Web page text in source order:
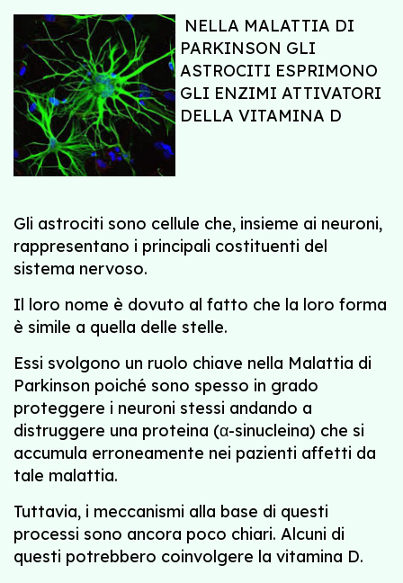
NELLA MALATTIA DI
PARKINSON GLI
ASTROCITI ESPRIMONO
GLI ENZIMI ATTIVATORI
DELLA VITAMINA D
Gli astrociti sono cellule che, insieme ai neuroni,
rappresentano i principali costituenti del
sistema nervoso.
Il loro nome è dovuto al fatto che la loro forma
è simile a quella delle stelle.
Essi svolgono un ruolo chiave nella Malattia di
Parkinson poiché sono spesso in grado
proteggere i neuroni stessi andando a
distruggere una proteina (α-sinucleina) che si
accumula erroneamente nei pazienti affetti da
tale malattia.
Tuttavia, i meccanismi alla base di questi
processi sono ancora poco chiari. Alcuni di
questi potrebbero coinvolgere la vitamina D.